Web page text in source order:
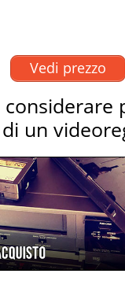
Vedi prezzo
di un